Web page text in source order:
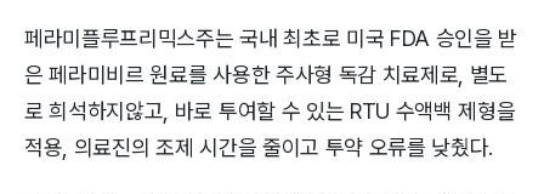
페라미플루프리믹스주는 국내 최초로 미국 FDA 승인을 받
은 페라미비르 원료를 사용한 주사형 독감 치료제로, 별도
로 희석하지않고, 바로 투여할 수 있는 RTU 수액백 제형을
적용, 의료진의 조제 시간을 줄이고 투약 오류를 낮췄다.